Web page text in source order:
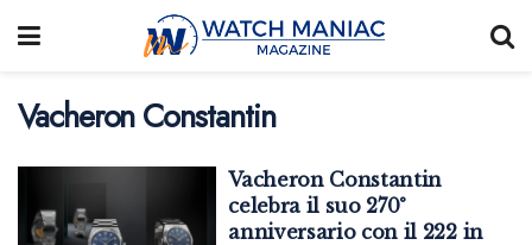
Vacheron Constantin
Vacheron Constantin
celebra il suo 270°
anniversario con il 222 in